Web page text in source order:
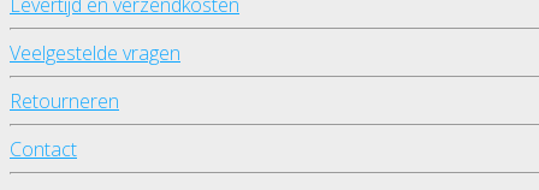
Veelgestelde vragen
Retourneren
Contact